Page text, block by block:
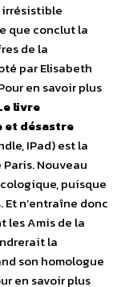
irrésistible
que conclut la
de la
par Elisabeth
en savoir plus
livre
et désastre
IPad) est la
Nouveau
puisque
n’entraîne donc
les Amis de la
la
son homologue
en savoir plus